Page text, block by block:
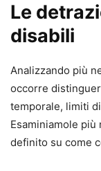
Le
disabili
Analizzando più
occorre
temporale, limiti
Esaminiamole
definito su come